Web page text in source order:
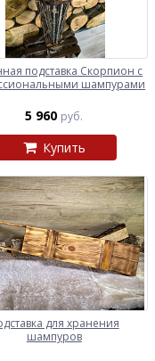
подставка Скорпион с
шампурами
5 960 руб.
Купить
для хранения
шампуров